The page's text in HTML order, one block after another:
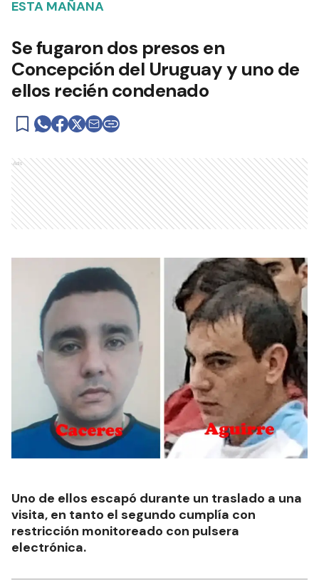
ESTA MAÑANA
Se fugaron dos presos en
Concepción del Uruguay y uno de
ellos recién condenado
Ads
Uno de ellos escapó durante un traslado a una
visita, en tanto el segundo cumplía con
restricción monitoreado con pulsera
electrónica.